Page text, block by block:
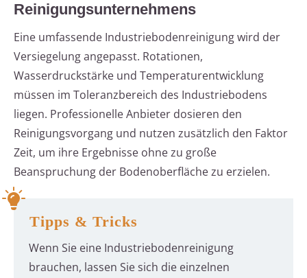
Reinigungsunternehmens
Eine umfassende Industriebodenreinigung wird der
Versiegelung angepasst. Rotationen,
Wasserdruckstärke und Temperaturentwicklung
müssen im Toleranzbereich des Industriebodens
liegen. Professionelle Anbieter dosieren den
Reinigungsvorgang und nutzen zusätzlich den Faktor
Zeit, um ihre Ergebnisse ohne zu große
Beanspruchung der Bodenoberfläche zu erzielen.
Tipps & Tricks
Wenn Sie eine Industriebodenreinigung
brauchen, lassen Sie sich die einzelnen